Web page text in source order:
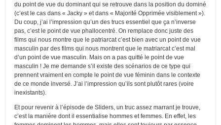
du point de vue du dominant qui se retrouve dans la position du dominé
(c’est le cas dans « Jacky » et dans « Majorité Opprimée visiblement »).
Du coup, j’ai l’impression qu’un des trucs essentiel que ça n’inverse
pas, c’est le point de vue phallocentré. On remplace donc juste des
films qui nous montre que le patriarcat c’est bien avec un point de vue
masculin par des films qui nous montrent que le matriarcat c’est mal
d’un point de vue masculin. Mais on a pas quitté le point de vue
masculin ! Je me demande s’il existe des scénarios de ce type qui
prennent vraiment en compte le point de vue féminin dans le contexte
de ce monde inversé. J’ai l’impression qu’ils sont plutôt rares (voire
inexistants).
Et pour revenir à l’épisode de Sliders, un truc assez marrant je trouve,
c’est la manière dont il essentialise hommes et femmes. En effet, les